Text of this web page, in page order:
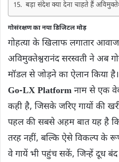
बड़ा संदेश क्‍या देना चाहते हैं
गोसंरक्षण का नया डिजिटल मोड़
गोहत्या के खिलाफ लगातार आवाज
अविमुक्तेश्वरानंद सरस्वती ने अब
मॉडल से जोड़ने का ऐलान किया
Go-LX Platform नाम से एक
कही है, जिसके जरिए गायों की
पहल की सबसे अहम बात यह है
तरह नहीं, बल्कि ऐसे विकल्प के
वे गायें भी पहुंच सकें, जिन्हें दूध